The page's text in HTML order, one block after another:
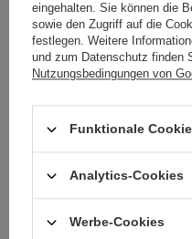
9,43 € / stk.
eingehalten. Sie können die
sowie den Zugriff auf die
festlegen. Weitere
und zum Datenschutz finden
Nutzungsbedingungen von
Funktionale
Analytics-Cookies
Werbe-Cookies